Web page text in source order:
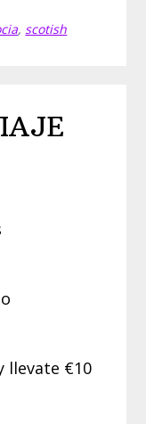
,scotish
llevate €10